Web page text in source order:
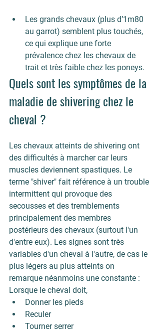
Les grands chevaux (plus d’1m80
au garrot) semblent plus touchés,
ce qui explique une forte
prévalence chez les chevaux de
trait et très faible chez les poneys.
Quels sont les symptômes de la
maladie de shivering chez le
cheval ?
Les chevaux atteints de shivering ont
des difficultés à marcher car leurs
muscles deviennent spastiques. Le
terme "shiver" fait référence à un trouble
intermittent qui provoque des
secousses et des tremblements
principalement des membres
postérieurs des chevaux (surtout l'un
d'entre eux). Les signes sont très
variables d'un cheval à l'autre, de cas le
plus légers au plus atteints on
remarque néanmoins une constante :
Lorsque le cheval doit,
Donner les pieds
Reculer
Tourner serrer